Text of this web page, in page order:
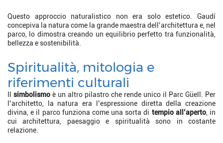
Questo approccio naturalistico non era solo estetico. Gaudí
concepiva la natura come la grande maestra dell’architettura e, nel
parco, lo dimostra creando un equilibrio perfetto tra funzionalità,
bellezza e sostenibilità.
Spiritualità, mitologia e
riferimenti culturali
simbolismo è un altro pilastro che rende unico il Parc Güell. Per
l’architetto, la natura era l’espressione diretta della creazione
divina, e il parco funziona come una sorta di tempio all’aperto, in
cui architettura, paesaggio e spiritualità sono in costante
relazione.